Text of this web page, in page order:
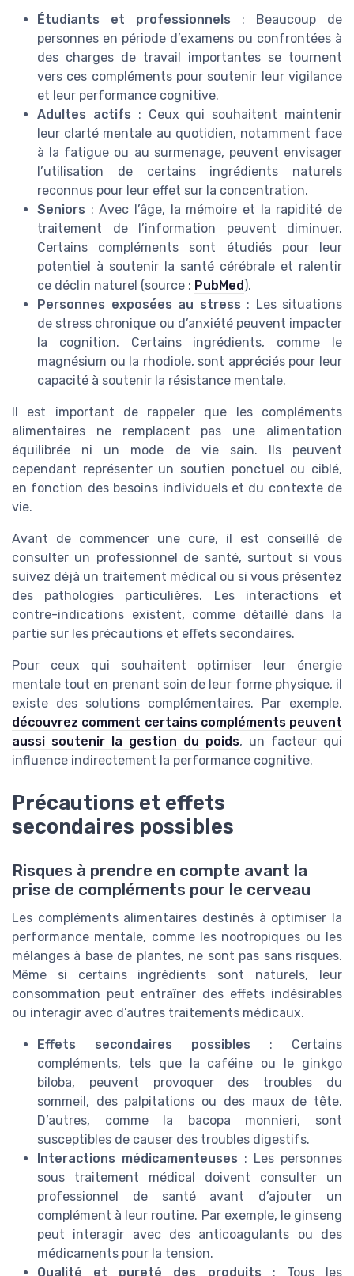
Étudiants et professionnels : Beaucoup de
personnes en période d’examens ou confrontées à
des charges de travail importantes se tournent
vers ces compléments pour soutenir leur vigilance
et leur performance cognitive.
Adultes actifs : Ceux qui souhaitent maintenir
leur clarté mentale au quotidien, notamment face
à la fatigue ou au surmenage, peuvent envisager
l’utilisation de certains ingrédients naturels
reconnus pour leur effet sur la concentration.
Seniors : Avec l’âge, la mémoire et la rapidité de
traitement de l’information peuvent diminuer.
Certains compléments sont étudiés pour leur
potentiel à soutenir la santé cérébrale et ralentir
ce déclin naturel (source : PubMed).
Personnes exposées au stress : Les situations
de stress chronique ou d’anxiété peuvent impacter
la cognition. Certains ingrédients, comme le
magnésium ou la rhodiole, sont appréciés pour leur
capacité à soutenir la résistance mentale.
Il est important de rappeler que les compléments
alimentaires ne remplacent pas une alimentation
équilibrée ni un mode de vie sain. Ils peuvent
cependant représenter un soutien ponctuel ou ciblé,
en fonction des besoins individuels et du contexte de
vie.
Avant de commencer une cure, il est conseillé de
consulter un professionnel de santé, surtout si vous
suivez déjà un traitement médical ou si vous présentez
des pathologies particulières. Les interactions et
contre-indications existent, comme détaillé dans la
partie sur les précautions et effets secondaires.
Pour ceux qui souhaitent optimiser leur énergie
mentale tout en prenant soin de leur forme physique, il
existe des solutions complémentaires. Par exemple,
découvrez comment certains compléments peuvent
aussi soutenir la gestion du poids, un facteur qui
influence indirectement la performance cognitive.
Précautions et effets
secondaires possibles
Risques à prendre en compte avant la
prise de compléments pour le cerveau
Les compléments alimentaires destinés à optimiser la
performance mentale, comme les nootropiques ou les
mélanges à base de plantes, ne sont pas sans risques.
Même si certains ingrédients sont naturels, leur
consommation peut entraîner des effets indésirables
ou interagir avec d’autres traitements médicaux.
Effets secondaires possibles : Certains
compléments, tels que la caféine ou le ginkgo
biloba, peuvent provoquer des troubles du
sommeil, des palpitations ou des maux de tête.
D’autres, comme la bacopa monnieri, sont
susceptibles de causer des troubles digestifs.
Interactions médicamenteuses : Les personnes
sous traitement médical doivent consulter un
professionnel de santé avant d’ajouter un
complément à leur routine. Par exemple, le ginseng
peut interagir avec des anticoagulants ou des
médicaments pour la tension.
Qualité et pureté des produits : Tous les